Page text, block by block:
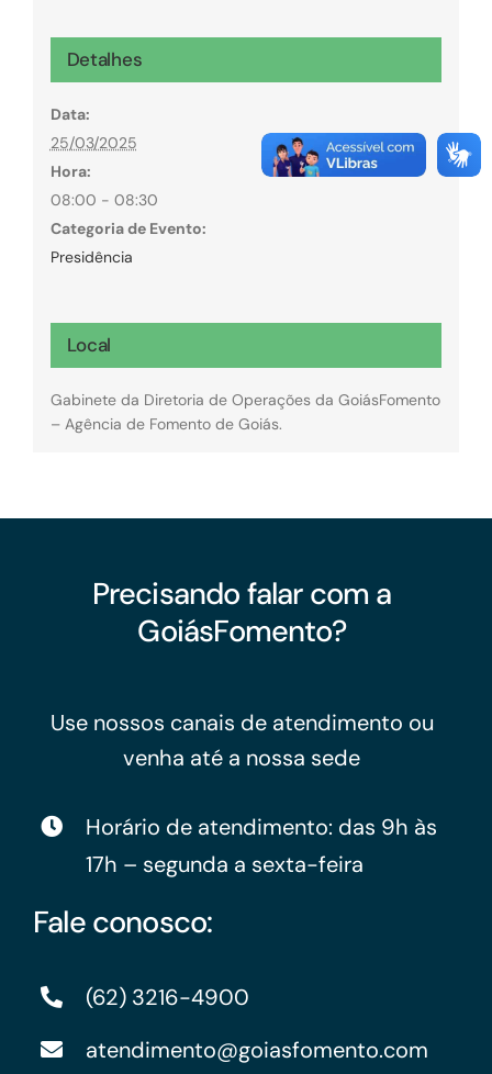
Detalhes
Data:
25/03/2025
Hora:
08:00 - 08:30
Categoria de Evento:
Presidência
Local
Gabinete da Diretoria de Operações da GoiásFomento
– Agência de Fomento de Goiás.
Precisando falar com a
GoiásFomento?
Use nossos canais de atendimento ou
venha até a nossa sede
Horário de atendimento: das 9h às
17h – segunda a sexta-feira
Fale conosco:
(62) 3216-4900
atendimento@goiasfomento.com